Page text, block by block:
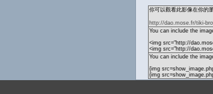
你可以觀看此影像在你的
http://dao.mose.fr/tiki-
You can include the
<img src="http://
<img src="http://
You can include the
{img
{img